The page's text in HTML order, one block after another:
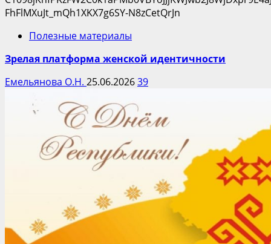
Полезные материалы
Зрелая платформа женской идентичности
Емельянова О.Н. 25.06.202639